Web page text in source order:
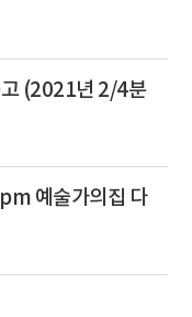
고 (2021년 2/4분
예술가의집 다